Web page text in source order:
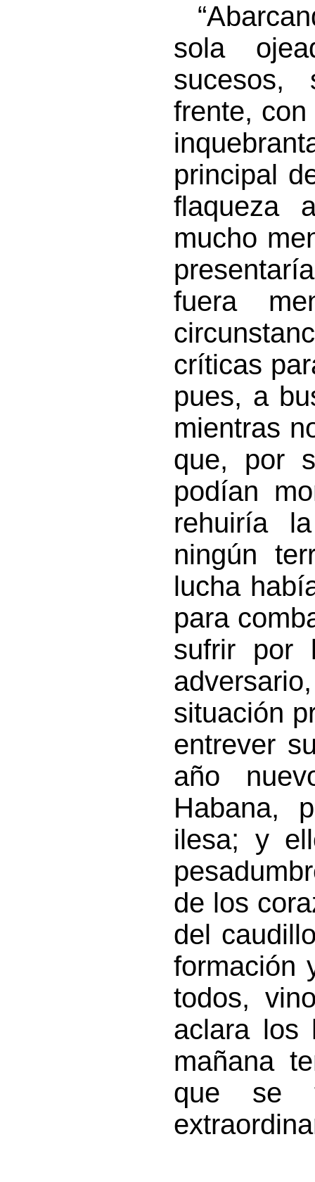
sola
sucesos,
frente,
principal
flaqueza
mucho
fuera
críticas
pues, a
mientras
que, por
podían
rehuiría
ningún
lucha
para
sufrir por
situación
entrever
año
Habana,
ilesa; y
de los
del
formación
todos,
aclara los
mañana
que se